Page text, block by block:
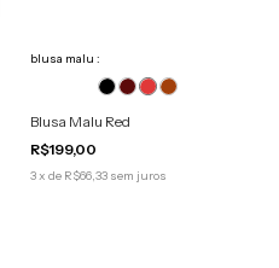
blusa malu :
Blusa Malu Red
R$199,00
3x de R$66,33 sem juros